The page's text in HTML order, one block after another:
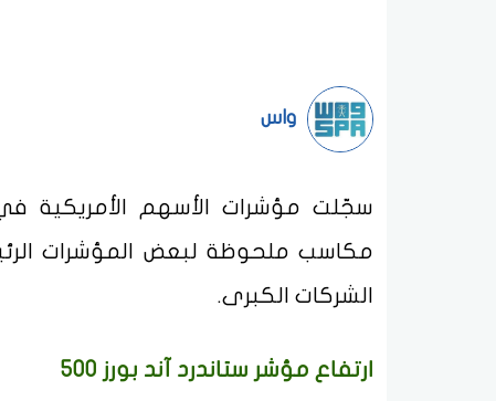
واس
سجّلت مؤشرات الأسهم الأمريكية في
مكاسب ملحوظة لبعض المؤشرات
الشركات الكبرى.
ارتفاع مؤشر ستاندرد آند بورز 500